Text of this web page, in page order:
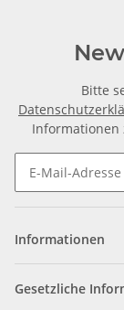
Bitte
Informationen
Informationen
Gesetzliche